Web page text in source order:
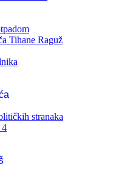
Tihane Raguž
stranaka
4